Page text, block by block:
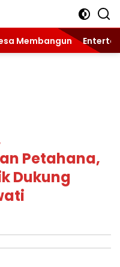
Membangun
Petahana,
Dukung